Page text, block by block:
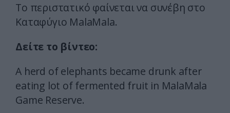
Το περιστατικό φαίνεται να συνέβη στο
Καταφύγιο MalaMala.
Δείτε το βίντεο:
A herd of elephants became drunk after
eating lot of fermented fruit in MalaMala
Game Reserve.